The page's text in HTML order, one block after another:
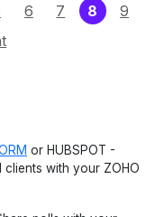
6 7 8 (current)
9
or HUBSPOT -
with your ZOHO